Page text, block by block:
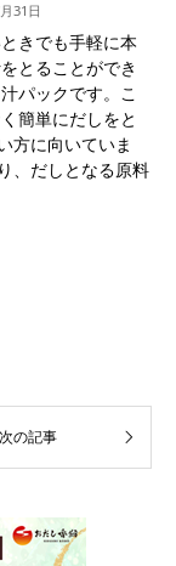
31日
きでも手軽に本
とることができ
パックです。こ
簡単にだしをと
方に向いていま
、だしとなる原料